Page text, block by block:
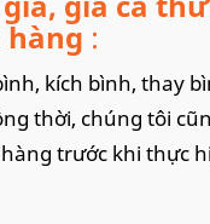
hàng :
kích bình, thay
thời, chúng tôi
trước khi thực